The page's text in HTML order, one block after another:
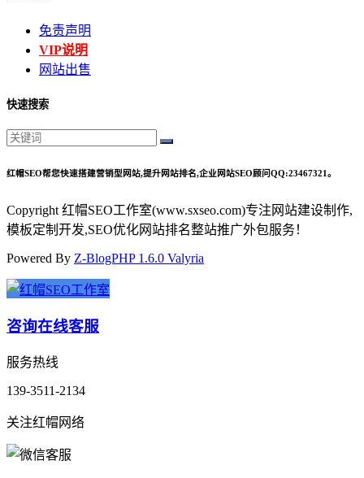
免责声明
VIP说明
网站出售
快速搜索
红帽SEO帮您快速搭建营销型网站,提升网站排名,企业网站SEO顾问QQ:23467321。
Copyright 红帽SEO工作室(www.sxseo.com)专注网站建设制作,
模板定制开发,SEO优化网站排名整站推广外包服务！
Powered By Z-BlogPHP 1.6.0 Valyria
咨询在线客服
服务热线
139-3511-2134
关注红帽网络